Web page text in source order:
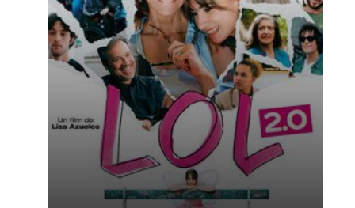
Film réalisé par Anthony Marciano